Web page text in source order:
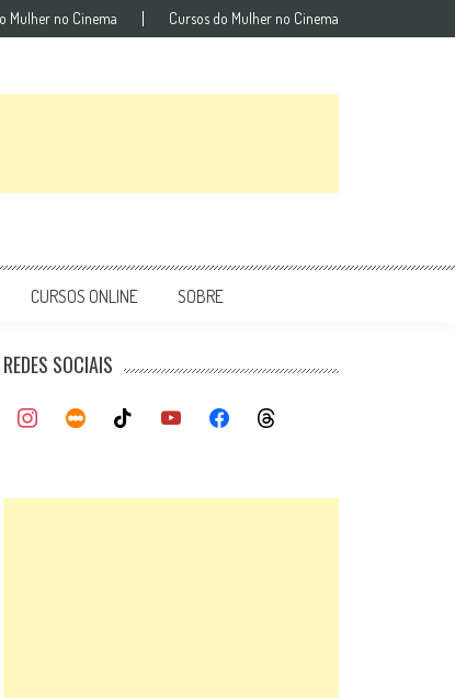
Mulher no Cinema Cursos do Mulher no Cinema
CURSOS ONLINE SOBRE
REDES SOCIAIS